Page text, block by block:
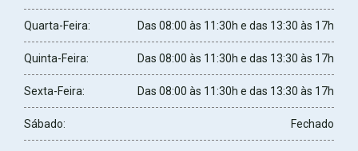
Quarta-Feira: Das 08:00 às 11:30h e das 13:30 às 17h
Quinta-Feira: Das 08:00 às 11:30h e das 13:30 às 17h
Sexta-Feira: Das 08:00 às 11:30h e das 13:30 às 17h
Sábado: Fechado